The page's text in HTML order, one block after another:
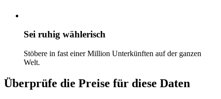
Sei ruhig wählerisch
Stöbere in fast einer Million Unterkünften auf der ganzen
Welt.
Überprüfe die Preise für diese Daten